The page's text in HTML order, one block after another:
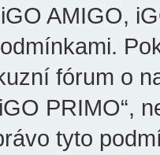
AMIGO,
fórum o
PRIMO“,
tyto